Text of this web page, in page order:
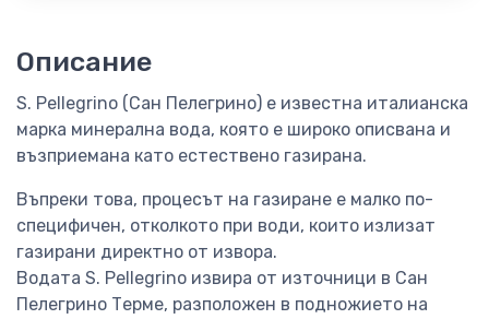
Описание
S. Pellegrino (Сан Пелегрино) е известна италианска
марка минерална вода, която е широко описвана и
възприемана като естествено газирана.
Въпреки това, процесът на газиране е малко по-
специфичен, отколкото при води, които излизат
газирани директно от извора.
Водата S. Pellegrino извира от източници в Сан
Пелегрино Терме, разположен в подножието на